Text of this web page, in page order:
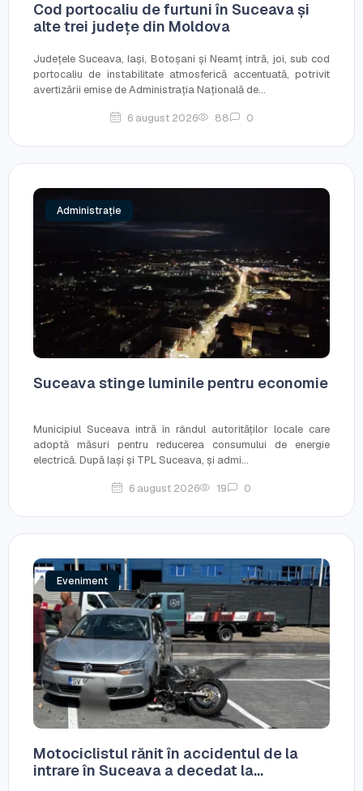
Cod portocaliu de furtuni în Suceava și
alte trei județe din Moldova
Județele Suceava, Iași, Botoșani și Neamț intră, joi, sub cod
portocaliu de instabilitate atmosferică accentuată, potrivit
avertizării emise de Administrația Națională de...
6 august 2026 88 0
Administrație
Suceava stinge luminile pentru economie
Municipiul Suceava intră în rândul autorităților locale care
adoptă măsuri pentru reducerea consumului de energie
electrică. După Iași și TPL Suceava, și admi...
6 august 2026 19 0
Eveniment
Motociclistul rănit în accidentul de la
intrare în Suceava a decedat la...